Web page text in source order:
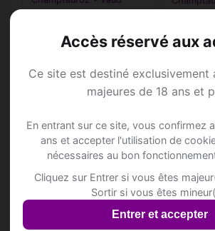
Accès réservé aux
Ce site est destiné exclusivement
majeures de 18 ans et
En entrant sur ce site, vous confirmez
ans et accepter l'utilisation de
nécessaires au bon
Cliquez sur Entrer si vous êtes
Sortir si vous êtes
Entrer et accepter
Annonce
Rejoins les membres de
des alentours !